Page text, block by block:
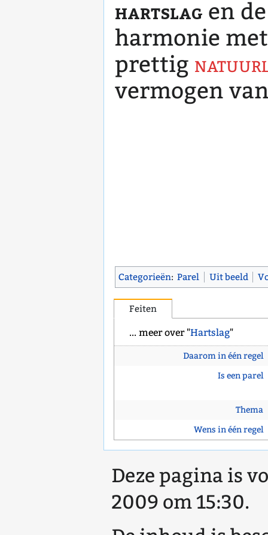
hartslag en
harmonie
prettig
vermogen
Categorieën: Parel Uit beeld
Feiten
... meer over "Hartslag"
Daarom in één regel
Is een parel
Thema
Wens in één regel
Deze pagina is
2009 om 15:30.